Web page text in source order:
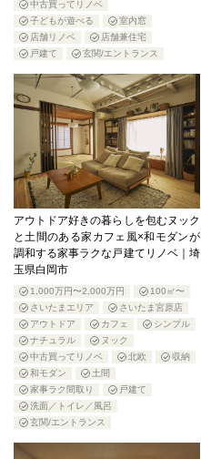
中古買ってリノベ
子どもが遊べる
室内窓
店舗リノベ
店舗兼住宅
戸建て
玄関/エントランス
アウトドア好きの暮らしを包むヌック
と土間のある家カフェ風×和モダンが
調和する家事ラクな戸建てリノベ｜埼
玉県白岡市
1,000万円〜2,000万円
100㎡〜
さいたまエリア
さいたま宮原店
アウトドア
カフェ
シンプル
ナチュラル
ヌック
中古買ってリノベ
北欧
収納
和モダン
土間
家事ラク間取り
戸建て
洗面／トイレ／風呂
玄関/エントランス